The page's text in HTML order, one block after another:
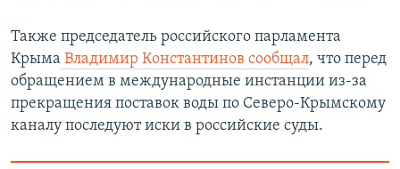
Также председатель российского парламента
Крыма Владимир Константинов сообщал, что перед
обращением в международные инстанции из-за
прекращения поставок воды по Северо-Крымскому
каналу последуют иски в российские суды.